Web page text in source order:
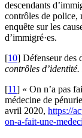
descendants
contrôles de police,
enquête sur les
d’immigré·es.
[10] Défenseur des
contrôles
[11] « On n’a pas
médecine de
avril 2020, https://
on-a-fait-une-